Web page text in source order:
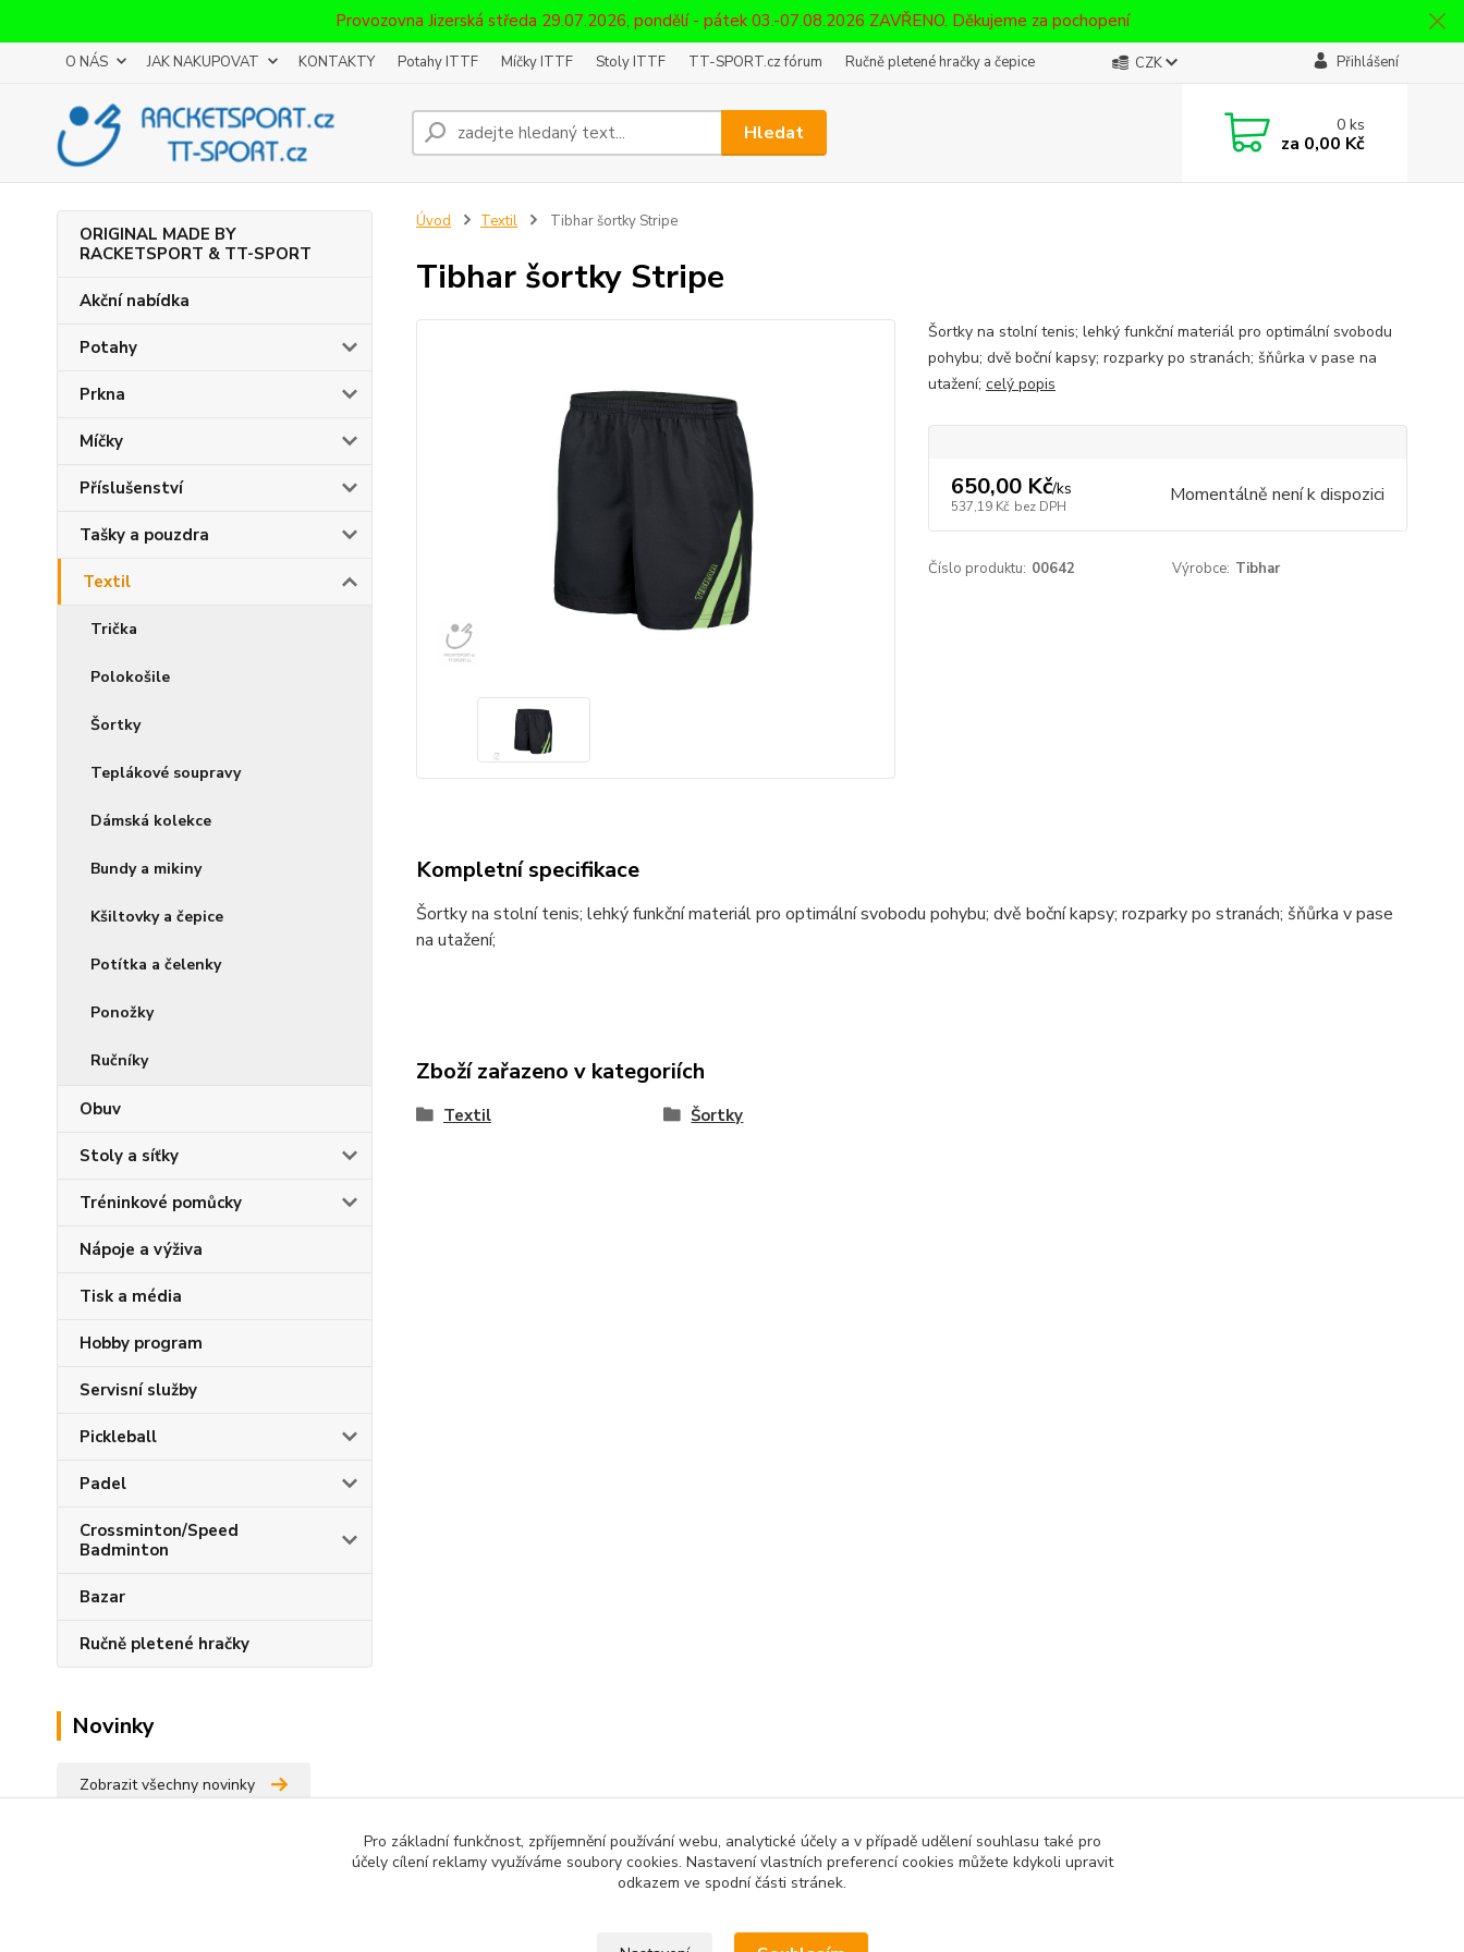
Provozovna Jizerská středa 29.07.2026, pondělí - pátek 03.-07.08.2026 ZAVŘENO. Děkujeme za pochopení
O NÁS JAK NAKUPOVAT KONTAKTY Potahy ITTF Míčky ITTF Stoly ITTF TT-SPORT.cz fórum Ručně pletené hračky a čepice CZK Přihlášení
Hledat 0ks
za 0,00 Kč
ORIGINAL MADE BY
RACKETSPORT & TT-SPORT
Akční nabídka
Potahy
Prkna
Míčky
Příslušenství
Tašky a pouzdra
Textil
Trička
Polokošile
Šortky
Teplákové soupravy
Dámská kolekce
Bundy a mikiny
Kšiltovky a čepice
Potítka a čelenky
Ponožky
Ručníky
Obuv
Stoly a síťky
Tréninkové pomůcky
Nápoje a výživa
Tisk a média
Hobby program
Servisní služby
Pickleball
Padel
Crossminton/Speed
Badminton
Bazar
Ručně pletené hračky
Novinky
Zobrazit všechny novinky
Úvod Textil Tibhar šortky Stripe
Tibhar šortky Stripe
Šortky na stolní tenis; lehký funkční materiál pro optimální svobodu
pohybu; dvě boční kapsy; rozparky po stranách; šňůrka v pase na
utažení; celý popis
650,00 Kč/ks
537,19 Kč bez DPH Momentálně není k dispozici
Číslo produktu: 00642 Výrobce: Tibhar
Kompletní specifikace
Šortky na stolní tenis; lehký funkční materiál pro optimální svobodu pohybu; dvě boční kapsy; rozparky po stranách; šňůrka v pase
na utažení;
Zboží zařazeno v kategoriích
Textil Šortky
Pro základní funkčnost, zpříjemnění používání webu, analytické účely a v případě udělení souhlasu také pro
účely cílení reklamy využíváme soubory cookies. Nastavení vlastních preferencí cookies můžete kdykoli upravit
odkazem ve spodní části stránek.